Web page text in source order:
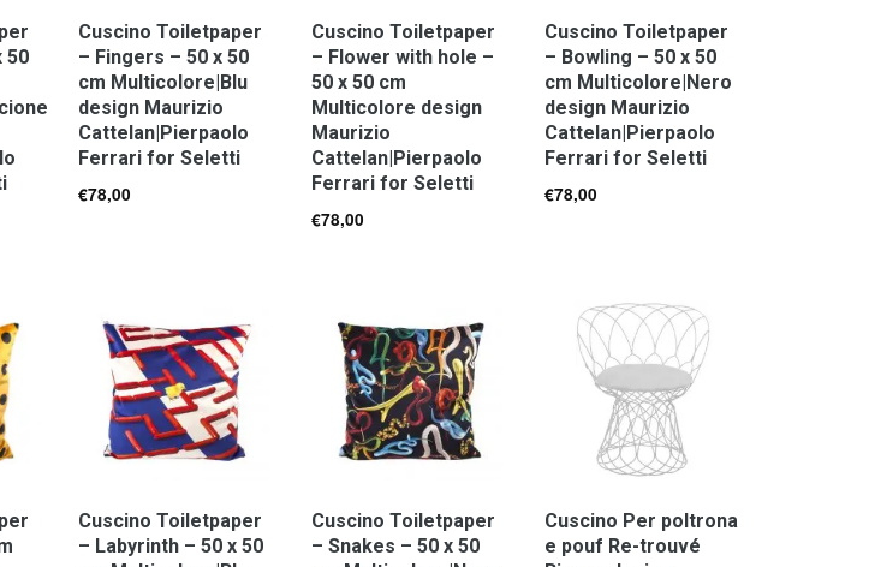
50
Cuscino Toiletpaper
– Fingers – 50 x 50
cm Multicolore|Blu
design Maurizio
Cattelan|Pierpaolo
Ferrari for Seletti
€78,00
Cuscino Toiletpaper
– Flower with hole –
50 x 50 cm
Multicolore design
Maurizio
Cattelan|Pierpaolo
Ferrari for Seletti
€78,00
Cuscino Toiletpaper
– Bowling – 50 x 50
cm Multicolore|Nero
design Maurizio
Cattelan|Pierpaolo
Ferrari for Seletti
€78,00
Cuscino Toiletpaper
– Labyrinth – 50 x 50
Cuscino Toiletpaper
– Snakes – 50 x 50
Cuscino Per poltrona
e pouf Re-trouvé